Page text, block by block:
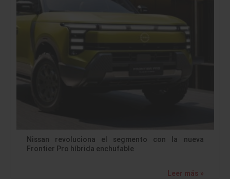
Nissan revoluciona el segmento con la nueva
Frontier Pro híbrida enchufable
Leer más »